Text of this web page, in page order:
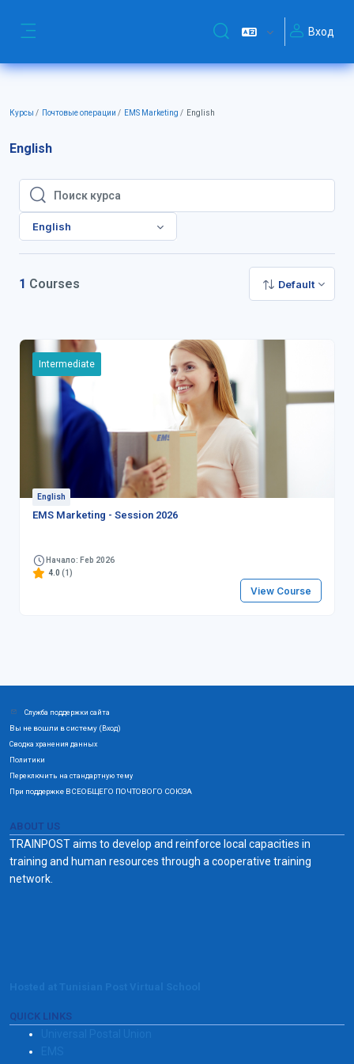
Изменить данныеВход
Курсы Почтовые операции EMS Marketing English
English
Поиск курса
Поиск курса
English
1 Courses Default
Intermediate
English
EMS Marketing - Session 2026
Начало: Feb 2026
4.0 (1)
View Course
Служба поддержки сайта
Вы не вошли в систему (Вход)
Сводка хранения данных
Политики
Переключить на стандартную тему
При поддержке ВСЕОБЩЕГО ПОЧТОВОГО СОЮЗА
ABOUT US
TRAINPOST aims to develop and reinforce local capacities in
training and human resources through a cooperative training
network.
QUICK LINKS